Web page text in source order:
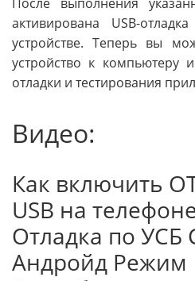
активирована USB-
устройстве. Теперь вы
устройство к компьютеру
отладки и тестирования
Видео:
Как включить
USB на
Отладка по УСБ
Андройд Режим